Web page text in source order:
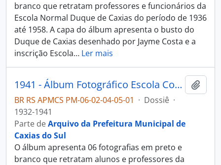
branco que retratam professores e funcionários da
Escola Normal Duque de Caxias do período de 1936
até 1958. A capa do álbum apresenta o busto do
Duque de Caxias desenhado por Jayme Costa e a
inscrição Escola… Ler mais
1941 - Álbum Fotográfico Escola Complementar de Caxias
BR RS APMCS PM-06-02-04-05-01 · Dossiê ·
1932-1941
Parte deArquivo da Prefeitura Municipal de
Caxias do Sul
O álbum apresenta 06 fotografias em preto e
branco que retratam alunos e professores da